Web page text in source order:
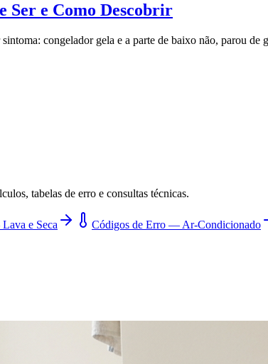
Ser e Como Descobrir
congelador gela e a parte de baixo não, parou de
tabelas de erro e consultas técnicas.
e Seca
Códigos de Erro — Ar-Condicionado